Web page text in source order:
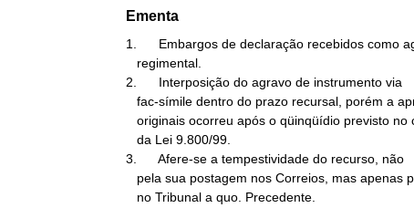
Ementa
1.      Embargos de declaração recebidos como
2.      Interposição do agravo de instrumento via
3.      Afere-se a tempestividade do recurso, não